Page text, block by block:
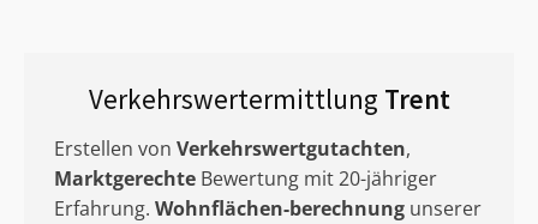
Verkehrswertermittlung Trent
Erstellen von Verkehrswertgutachten,
Marktgerechte Bewertung mit 20-jähriger
Erfahrung. Wohnflächen-berechnung unserer